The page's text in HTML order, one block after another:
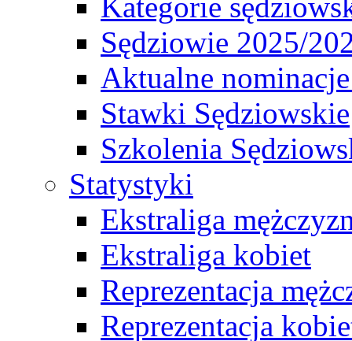
Sędziowie 2025/
Aktualne
Stawki Sędziowskie
Szkolenia
Statystyki
Ekstraliga
Ekstraliga kobiet
Reprezentacja
Reprezentacja